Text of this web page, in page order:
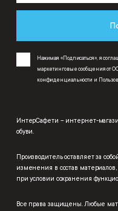
Нажимая «Подписаться», я
маркетинговые сообщения от
конфиденциальности и
ИнтерСафети – интернет-
обуви.
Производитель оставляет за
изменения в состав
при условии сохранения
Все права защищены. Любые